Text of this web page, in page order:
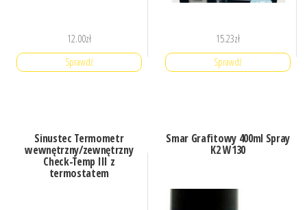
12.00zł
Sprawdź
15.23zł
Sprawdź
Sinustec Termometr
wewnętrzny/zewnętrzny
Check-Temp III z
termostatem
Smar Grafitowy 400ml Spray
K2 W130